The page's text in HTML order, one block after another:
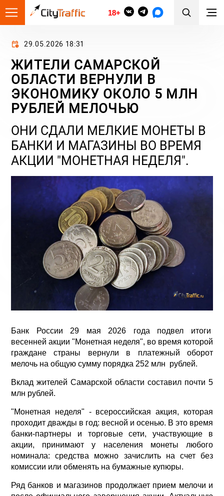
18+
29.05.2026 18:31
ЖИТЕЛИ САМАРСКОЙ
ОБЛАСТИ ВЕРНУЛИ В
ЭКОНОМИКУ ОКОЛО 5 МЛН
РУБЛЕЙ МЕЛОЧЬЮ
ОНИ СДАЛИ МЕЛКИЕ МОНЕТЫ В
БАНКИ И МАГАЗИНЫ ВО ВРЕМЯ
АКЦИИ "МОНЕТНАЯ НЕДЕЛЯ".
Банк России 29 мая 2026 года подвел итоги
весенней акции "Монетная неделя", во время которой
граждане страны вернули в платежный оборот
мелочь на общую сумму порядка 252 млн рублей.
Вклад жителей Самарской области составил почти 5
млн рублей.
"Монетная неделя" - всероссийская акция, которая
проходит дважды в год: весной и осенью. В это время
банки-партнеры и торговые сети, участвующие в
акции, принимают у населения монеты любого
номинала: средства можно зачислить на счет без
комиссии или обменять на бумажные купюры.
Ряд банков и магазинов продолжает прием мелочи и